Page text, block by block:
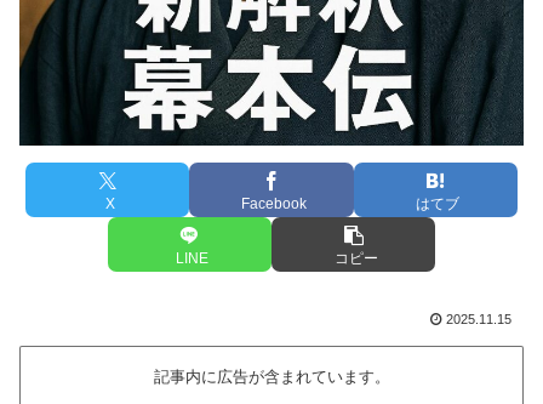
X Facebook はてブ
LINE コピー
2025.11.15
記事内に広告が含まれています。